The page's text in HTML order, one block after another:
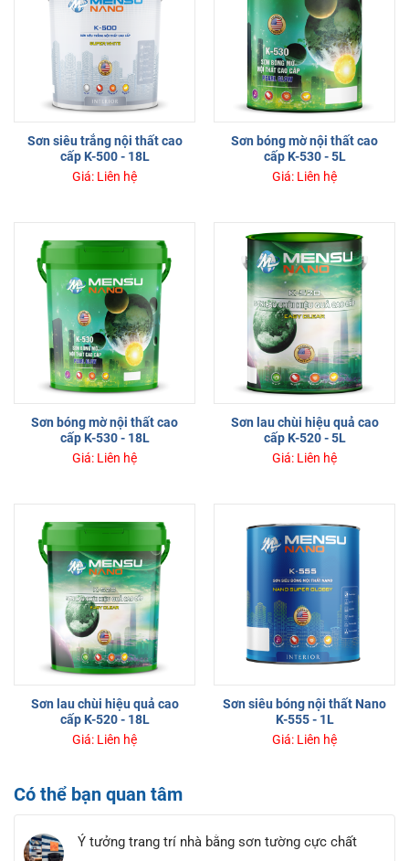
Sơn siêu trắng nội thất cao
cấp K-500 - 18L
Giá: Liên hệ
Sơn bóng mờ nội thất cao
cấp K-530 - 5L
Giá: Liên hệ
Sơn bóng mờ nội thất cao
cấp K-530 - 18L
Giá: Liên hệ
Sơn lau chùi hiệu quả cao
cấp K-520 - 5L
Giá: Liên hệ
Sơn lau chùi hiệu quả cao
cấp K-520 - 18L
Giá: Liên hệ
Sơn siêu bóng nội thất Nano
K-555 - 1L
Giá: Liên hệ
Có thể bạn quan tâm
Ý tưởng trang trí nhà bằng sơn tường cực chất